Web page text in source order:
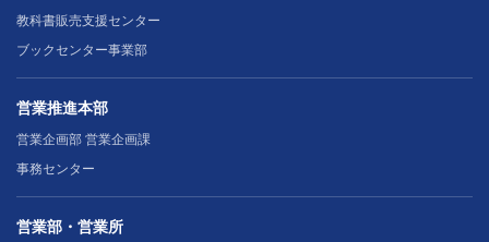
教科書販売支援センター
ブックセンター事業部
営業推進本部
営業企画部 営業企画課
事務センター
営業部・営業所